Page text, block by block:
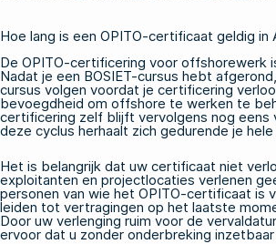
Hoe lang is een OPITO-certificaat geldig in
De OPITO-certificering voor offshorewerk
Nadat je een BOSIET-cursus hebt
cursus volgen voordat je certificering
bevoegdheid om offshore te werken te
certificering zelf blijft vervolgens nog eens
deze cyclus herhaalt zich gedurende je
Het is belangrijk dat uw certificaat niet
exploitanten en projectlocaties verlenen
personen van wie het OPITO-certificaat is
leiden tot vertragingen op het laatste
Door uw verlenging ruim voor de
ervoor dat u zonder onderbreking